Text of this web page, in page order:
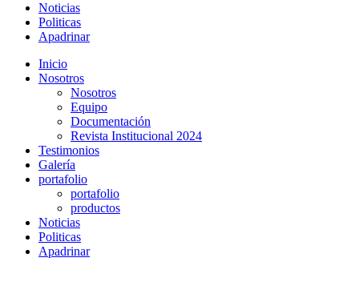
Noticias
Politicas
Apadrinar
Inicio
Nosotros
Nosotros
Equipo
Documentación
Revista Institucional 2024
Testimonios
Galería
portafolio
portafolio
productos
Noticias
Politicas
Apadrinar